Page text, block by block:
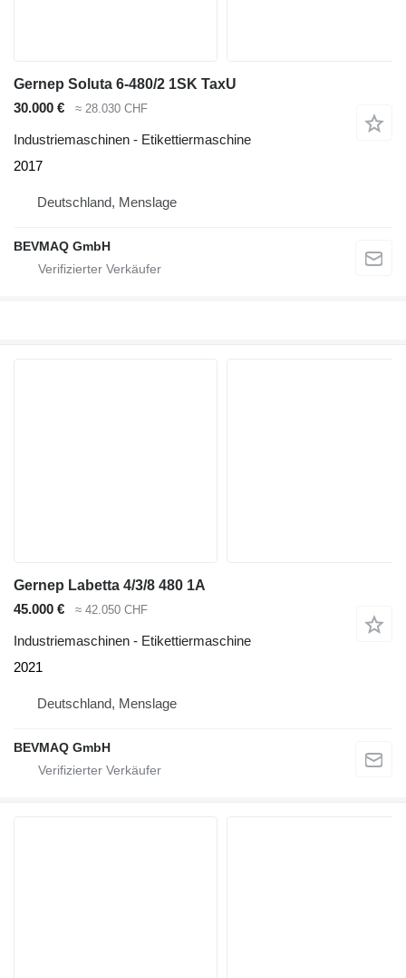
Gernep Soluta 6-480/2 1SK TaxU
30.000 €
≈ 28.030 CHF
Industriemaschinen - Etikettiermaschine
2017
Deutschland, Menslage
BEVMAQ GmbH
Gernep Labetta 4/3/8 480 1A
45.000 €
≈ 42.050 CHF
Industriemaschinen - Etikettiermaschine
2021
Deutschland, Menslage
BEVMAQ GmbH